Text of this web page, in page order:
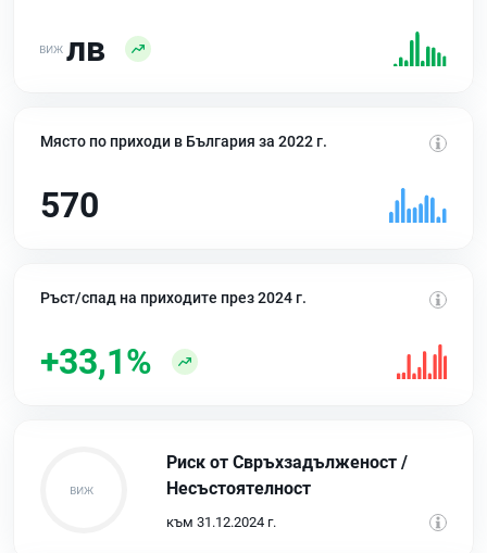
лв
Място по приходи в България за 2022 г.
570
Ръст/спад на приходите през 2024 г.
+33,1%
Риск от Свръхзадълженост /
Несъстоятелност
към 31.12.2024 г.